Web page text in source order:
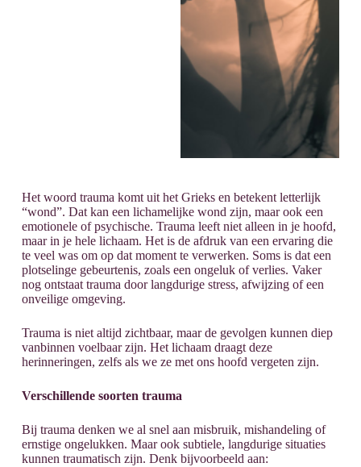
Het woord trauma komt uit het Grieks en betekent letterlijk
“wond”. Dat kan een lichamelijke wond zijn, maar ook een
emotionele of psychische. Trauma leeft niet alleen in je hoofd,
maar in je hele lichaam. Het is de afdruk van een ervaring die
te veel was om op dat moment te verwerken. Soms is dat een
plotselinge gebeurtenis, zoals een ongeluk of verlies. Vaker
nog ontstaat trauma door langdurige stress, afwijzing of een
onveilige omgeving.
Trauma is niet altijd zichtbaar, maar de gevolgen kunnen diep
vanbinnen voelbaar zijn. Het lichaam draagt deze
herinneringen, zelfs als we ze met ons hoofd vergeten zijn.
Verschillende soorten trauma
Bij trauma denken we al snel aan misbruik, mishandeling of
ernstige ongelukken. Maar ook subtiele, langdurige situaties
kunnen traumatisch zijn. Denk bijvoorbeeld aan: